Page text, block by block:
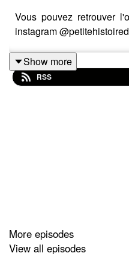
Vous pouvez retrouver
instagram
Show more
RSS
More episodes
View all episodes